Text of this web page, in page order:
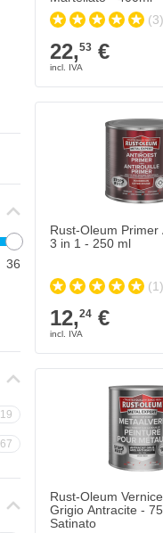
36
19
67
(3)
22,53€
Rust-Oleum Primer
3 in 1 - 250 ml
(1)
12,24€
Rust-Oleum
Grigio Antracite -
Satinato